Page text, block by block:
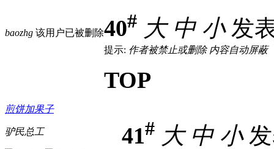
baozhg 该用户已被删除40# 大 中 小发
提示: 作者被禁止或删除 内容自动屏蔽
TOP
煎饼加果子
驴民总工 41# 大 中 小发